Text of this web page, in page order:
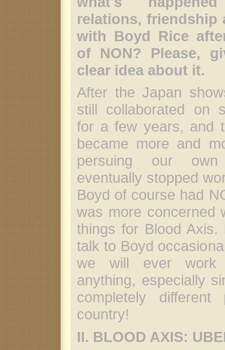
relations, friendship
with Boyd Rice
of NON? Please,
clear idea about it.
After the Japan
still collaborated on
for a few years, and
became more and
persuing our
eventually stopped
Boyd of course had
was more concerned
things for Blood
talk to Boyd
we will ever work
anything, especially
completely
country!
II. BLOOD AXIS: